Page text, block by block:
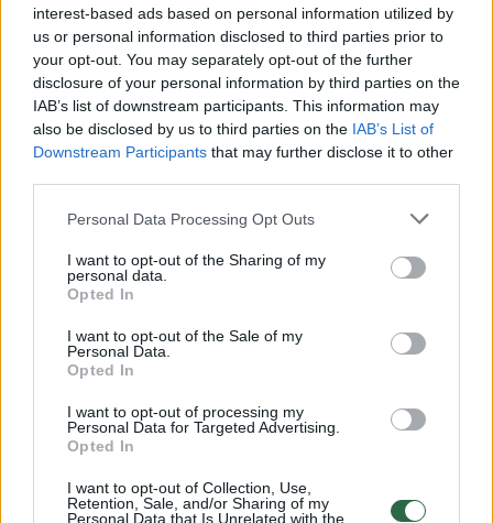
interest-based ads based on personal information utilized by
us or personal information disclosed to third parties prior to
your opt-out. You may separately opt-out of the further
disclosure of your personal information by third parties on the
IAB’s list of downstream participants. This information may
also be disclosed by us to third parties on the IAB’s List of
Downstream Participants that may further disclose it to other
Personal Data Processing Opt Outs
I want to opt-out of the Sharing of my
personal data.
Opted In
I want to opt-out of the Sale of my
Personal Data.
Opted In
I want to opt-out of processing my
Personal Data for Targeted Advertising.
Opted In
I want to opt-out of Collection, Use,
Retention, Sale, and/or Sharing of my
Personal Data that Is Unrelated with the
Žiūrimiausi įrašai
00:00:49
Pateikė daugiau detalių apie iš tėvų paimtus šešis
Žinios | Lietuvos diena
Vaizdai iš tragiškos avarijos Vilniaus r.: dviejų moterų ir
vaiko gyvybių išgelbėti nepavyko
Žinios | Lietuvos diena
Nufilmavo, kaip patvino Vilniaus Vakarinis aplinkkelis:
Žinios | Lietuvos diena